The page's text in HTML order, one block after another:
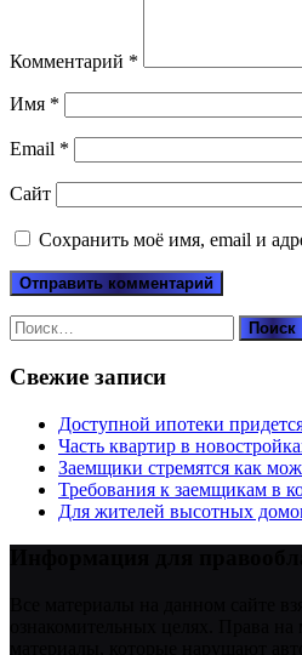
Комментарий *
Имя *
Email *
Сайт
Сохранить моё имя, email и
Найти:
Свежие записи
Доступной ипотеки
Часть квартир в
Заемщики стремятся как
Требования к заемщикам в
Для жителей высотных